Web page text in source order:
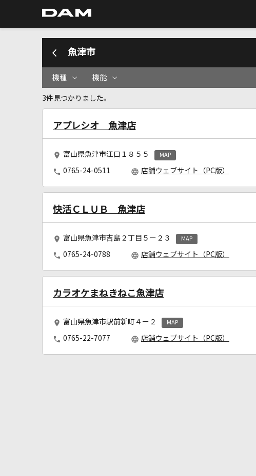
魚津市
機種 機能
3件見つかりました。
アプレシオ 魚津店
富山県魚津市江口１８５５ MAP
0765-24-0511 店舗ウェブサイト（PC版）
快活ＣＬＵＢ 魚津店
富山県魚津市吉島２丁目５ー２３ MAP
0765-24-0788 店舗ウェブサイト（PC版）
カラオケまねきねこ魚津店
富山県魚津市駅前新町４ー２ MAP
0765-22-7077 店舗ウェブサイト（PC版）